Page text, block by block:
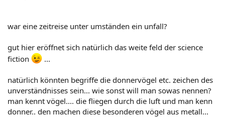
war eine zeitreise unter umständen ein unfall?
gut hier eröffnet sich natürlich das weite feld der science
fiction
...
natürlich könnten begriffe die donnervögel etc. zeichen des
unverständnisses sein... wie sonst will man sowas nennen?
man kennt vögel.... die fliegen durch die luft und man kenn
donner.. den machen diese besonderen vögel aus metall...